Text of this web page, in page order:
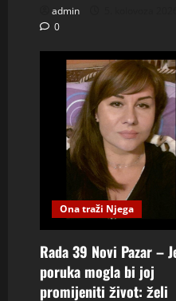
admin
0
Ona traži Njega
Rada 39 Novi Pazar –
poruka mogla bi joj
promijeniti život: želi